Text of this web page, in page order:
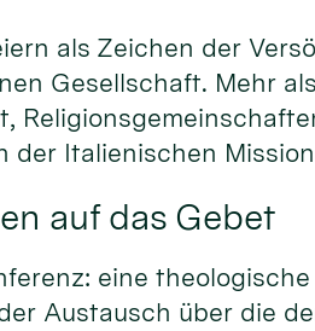
als Zeichen der
Gesellschaft. Mehr
Italienischen
auf das Gebet
eine
Austausch über die